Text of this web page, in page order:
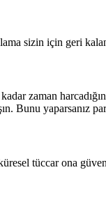
sizin için geri
zaman
Bunu yaparsanız
tüccar ona